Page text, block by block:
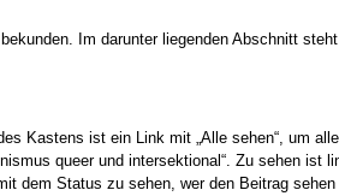
Im darunter liegenden Abschnitt
Kastens ist ein Link mit „Alle sehen“, um
queer und intersektional“. Zu sehen
dem Status zu sehen, wer den Beitrag